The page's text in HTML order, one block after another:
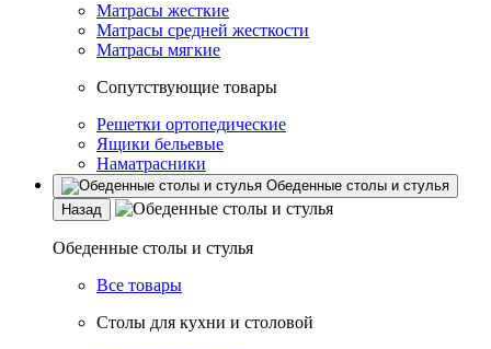
Матрасы жесткие
Матрасы средней жесткости
Матрасы мягкие
Сопутствующие товары
Решетки ортопедические
Ящики бельевые
Наматрасники
Обеденные столы и стулья
Назад
Обеденные столы и стулья
Все товары
Столы для кухни и столовой